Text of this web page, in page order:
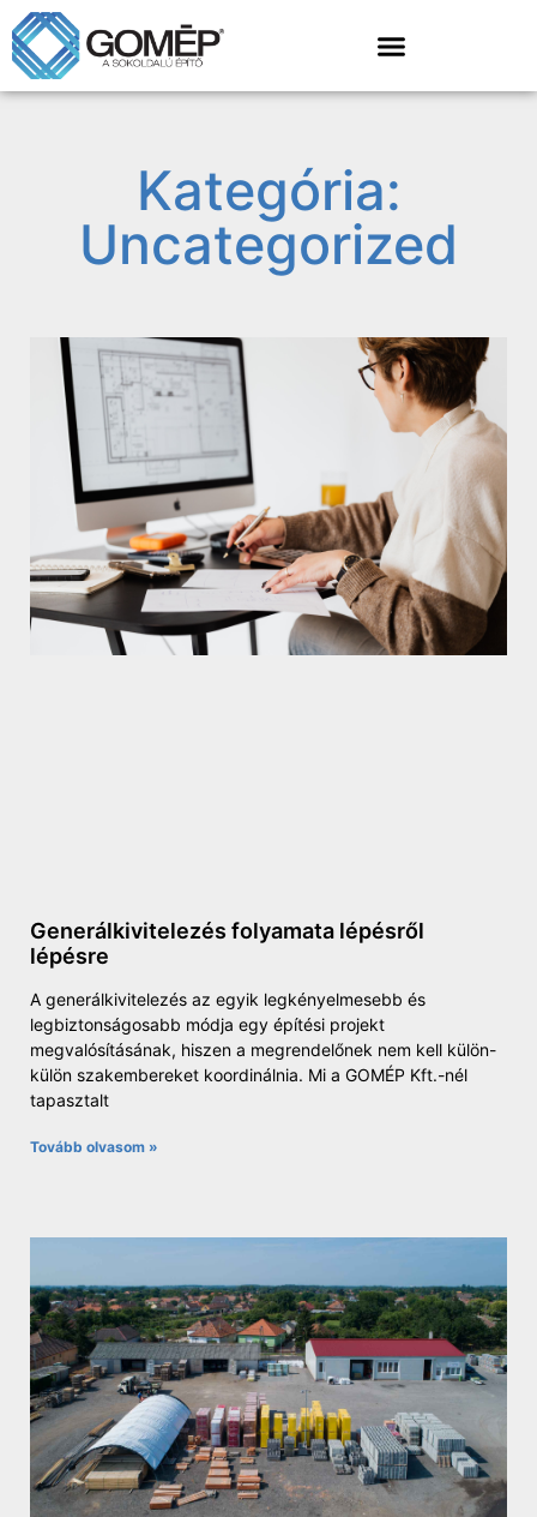
Kategória:
Uncategorized
Generálkivitelezés folyamata lépésről
lépésre
A generálkivitelezés az egyik legkényelmesebb és
legbiztonságosabb módja egy építési projekt
megvalósításának, hiszen a megrendelőnek nem kell külön-
külön szakembereket koordinálnia. Mi a GOMÉP Kft.-nél
tapasztalt
Tovább olvasom »